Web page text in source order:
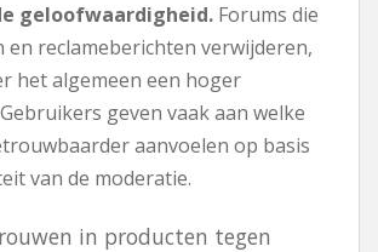
geloofwaardigheid. Forums die
en reclameberichten verwijderen,
het algemeen een hoger
geven vaak aan welke
aanvoelen op basis
van de moderatie.
in producten tegen